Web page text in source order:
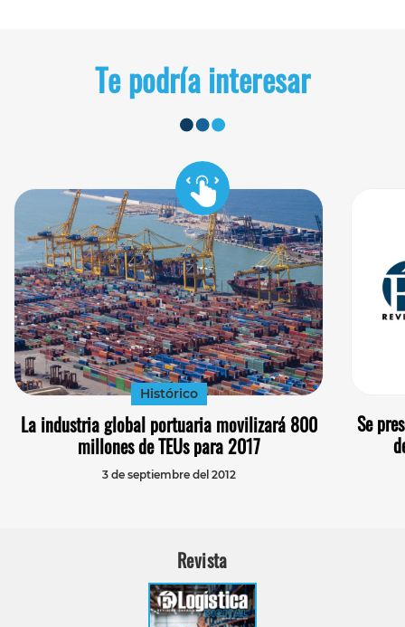
Te podría interesar
Histórico
La industria global portuaria movilizará 800
millones de TEUs para 2017
3 de septiembre del 2012
Se
Revista